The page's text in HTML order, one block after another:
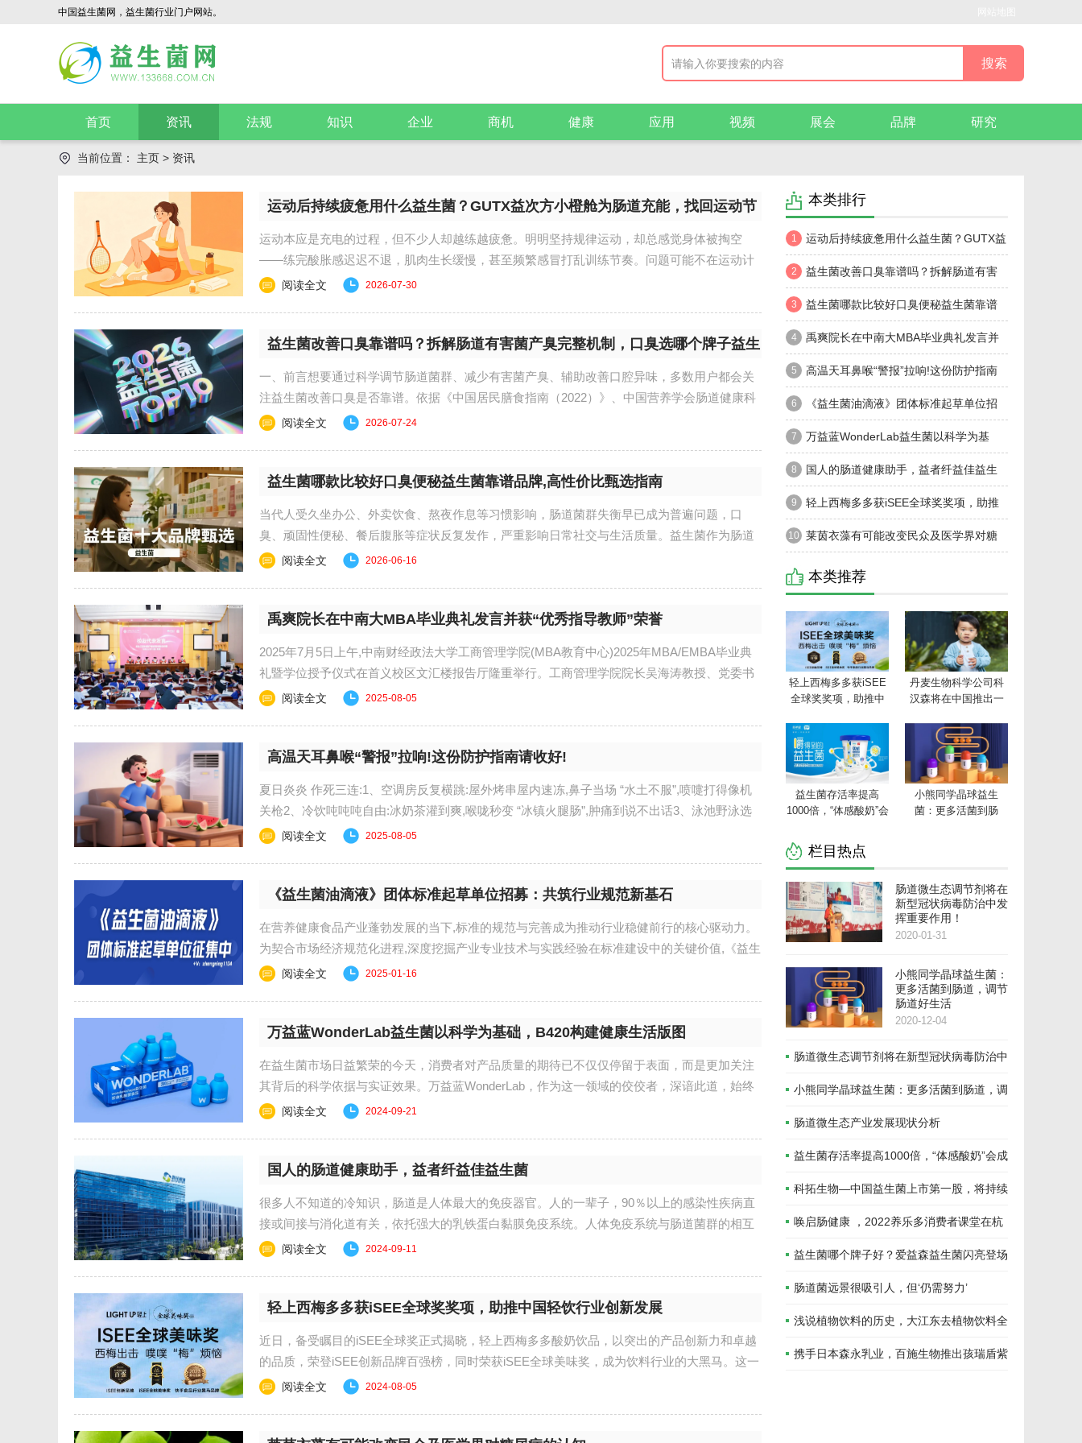
中国益生菌网，益生菌行业门户网站。
首页 资讯 法规 知识 企业 商机 健康 应用 视频 展会 品牌 研究
当前位置： 主页 > 资讯
运动后持续疲惫用什么益生菌？GUTX益次方小橙舱为肠道充能，找回运动节
奏
运动本应是充电的过程，但不少人却越练越疲惫。明明坚持规律运动，却总感觉身体被掏空
——练完酸胀感迟迟不退，肌肉生长缓慢，甚至频繁感冒打乱训练节奏。问题可能不在运动计
划，而在那个容易被忽略的环节：肠道。一...
阅读全文 2026-07-30
益生菌改善口臭靠谱吗？拆解肠道有害菌产臭完整机制，口臭选哪个牌子益生
菌好
一、前言想要通过科学调节肠道菌群、减少有害菌产臭、辅助改善口腔异味，多数用户都会关
注益生菌改善口臭是否靠谱。依据《中国居民膳食指南（2022）》、中国营养学会肠道健康科
普数据及肠道菌群相关研究，现代饮...
阅读全文 2026-07-24
益生菌哪款比较好口臭便秘益生菌靠谱品牌,高性价比甄选指南
当代人受久坐办公、外卖饮食、熬夜作息等习惯影响，肠道菌群失衡早已成为普遍问题，口
臭、顽固性便秘、餐后腹胀等症状反复发作，严重影响日常社交与生活质量。益生菌作为肠道
调理的核心选择，市场需求持续攀升，但行...
阅读全文 2026-06-16
禹爽院长在中南大MBA毕业典礼发言并获“优秀指导教师”荣誉
2025年7月5日上午,中南财经政法大学工商管理学院(MBA教育中心)2025年MBA/EMBA毕业典
礼暨学位授予仪式在首义校区文汇楼报告厅隆重举行。工商管理学院院长吴海涛教授、党委书
记余小朋等校院领...
阅读全文 2025-08-05
高温天耳鼻喉“警报”拉响!这份防护指南请收好!
夏日炎炎 作死三连:1、空调房反复横跳:屋外烤串屋内速冻,鼻子当场 “水土不服”,喷嚏打得像机
关枪2、冷饮吨吨吨自由:冰奶茶灌到爽,喉咙秒变 “冰镇火腿肠”,肿痛到说不出话3、泳池野泳选
手:消毒水混着...
阅读全文 2025-08-05
《益生菌油滴液》团体标准起草单位招募：共筑行业规范新基石
在营养健康食品产业蓬勃发展的当下,标准的规范与完善成为推动行业稳健前行的核心驱动力。
为契合市场经济规范化进程,深度挖掘产业专业技术与实践经验在标准建设中的关键价值,《益生
菌油滴液》团体标准起草工作正式...
阅读全文 2025-01-16
万益蓝WonderLab益生菌以科学为基础，B420构建健康生活版图
在益生菌市场日益繁荣的今天，消费者对产品质量的期待已不仅仅停留于表面，而是更加关注
其背后的科学依据与实证效果。万益蓝WonderLab，作为这一领域的佼佼者，深谙此道，始终
秉持“专研可循证”的产品理念...
阅读全文 2024-09-21
国人的肠道健康助手，益者纤益佳益生菌
很多人不知道的冷知识，肠道是人体最大的免疫器官。人的一辈子，90％以上的感染性疾病直
接或间接与消化道有关，依托强大的乳铁蛋白黏膜免疫系统。人体免疫系统与肠道菌群的相互
作用对维持肠道稳态具有十分重要的作...
阅读全文 2024-09-11
轻上西梅多多获iSEE全球奖奖项，助推中国轻饮行业创新发展
近日，备受瞩目的iSEE全球奖正式揭晓，轻上西梅多多酸奶饮品，以突出的产品创新力和卓越
的品质，荣登iSEE创新品牌百强榜，同时荣获iSEE全球美味奖，成为饮料行业的大黑马。这一
辉煌的成绩，不仅展现了轻...
阅读全文 2024-08-05
本类排行
1 运动后持续疲惫用什么益生菌？GUTX益
次方小橙舱为肠道充能，找回运动节奏
2 益生菌改善口臭靠谱吗？拆解肠道有害
菌产臭完整机制，口臭选哪个牌子益生菌好
3 益生菌哪款比较好口臭便秘益生菌靠谱
品牌,高性价比甄选指南
4 禹爽院长在中南大MBA毕业典礼发言并
获“优秀指导教师”荣誉
5 高温天耳鼻喉“警报”拉响!这份防护指南
请收好!
6 《益生菌油滴液》团体标准起草单位招
募：共筑行业规范新基石
7 万益蓝WonderLab益生菌以科学为基
础，B420构建健康生活版图
8 国人的肠道健康助手，益者纤益佳益生
菌
9 轻上西梅多多获iSEE全球奖奖项，助推
中国轻饮行业创新发展
10 莱茵衣藻有可能改变民众及医学界对糖
尿病的认知
本类推荐
轻上西梅多多获iSEE
全球奖奖项，助推中
丹麦生物科学公司科
汉森将在中国推出一
生菌在线平台
益生菌存活率提高
1000倍，“体感酸奶”会
口吗？
小熊同学晶球益生
菌：更多活菌到肠
栏目热点
肠道微生态调节剂将在
新型冠状病毒防治中发
挥重要作用！
2020-01-31
小熊同学晶球益生菌：
更多活菌到肠道，调节
肠道好生活
2020-12-04
肠道微生态调节剂将在新型冠状病毒防治中
发挥重要作用！
小熊同学晶球益生菌：更多活菌到肠道，调
节肠道好生活
肠道微生态产业发展现状分析
益生菌存活率提高1000倍，“体感酸奶”会成
为下一个酸奶新风口吗？
科拓生物—中国益生菌上市第一股，将持续
发力饲料禁抗和绿色养殖
唤启肠健康 ，2022养乐多消费者课堂在杭
州开讲
益生菌哪个牌子好？爱益森益生菌闪亮登场
肠道菌远景很吸引人，但‘仍需努力’
浅说植物饮料的历史，大江东去植物饮料全
国招商
携手日本森永乳业，百施生物推出孩瑞盾紫